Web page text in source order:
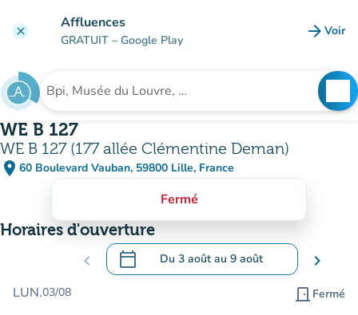
clear Affluences
GRATUIT – Google Play arrow_forward Voir
Rechercher un établissement
WE B 127
WE B 127 (177 allée Clémentine Deman)
place 60 Boulevard Vauban, 59800 Lille, France
(ouvrir dans Google Maps)
(nouvel onglet)
Fermé
Horaires d'ouverture
chevron_left calendar_today Du 3 aoûtau 9 août
.Ouvrir le calendrier pour changer de
chevron_right
LUN.03/08 door_front Fermé